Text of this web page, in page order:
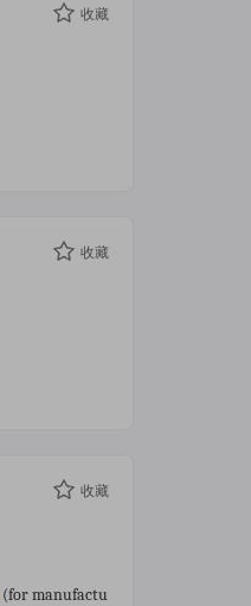
收藏
收藏
收藏
(for manufactu